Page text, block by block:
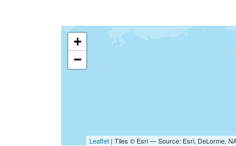
+
−
Leaflet| Tiles © Esri — Source: Esri, DeLorme,